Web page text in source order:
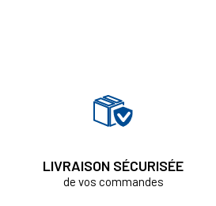
LIVRAISON SÉCURISÉE
de vos commandes